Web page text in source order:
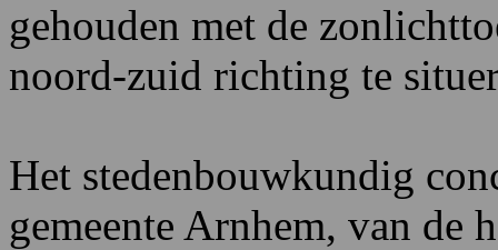
gehouden met de
noord-zuid richting te
Het stedenbouwkundig
gemeente Arnhem, van de